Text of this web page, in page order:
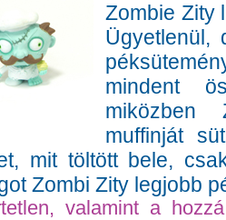
Zombie Zity
Ügyetlenül,
mindent
miközben
muffinját
mit töltött bele,
Zombi Zity legjobb
valamint a